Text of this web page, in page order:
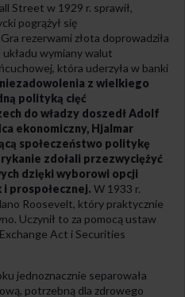
Street w 1929 r. sprawił,
pogrążył się
rezerwami złota doprowadziła
wymiany walut
która uderzyła w banki
z wielkiego
polityką cięć
do władzy doszedł Adolf
ekonomiczny, Hjalmar
społeczeństwo politykę
zdołali przezwyciężyć
dzięki wyborowi opcji
prospołecznej. W 1933 r.
Roosevelt, który praktycznie
Uczynił to za pomocą ustaw
Act i Securities
jednoznacznie separowała
potrzebną dla zdrowego